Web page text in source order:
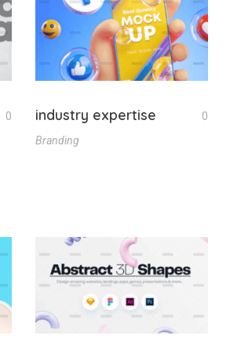
0
industry expertise
0
Branding